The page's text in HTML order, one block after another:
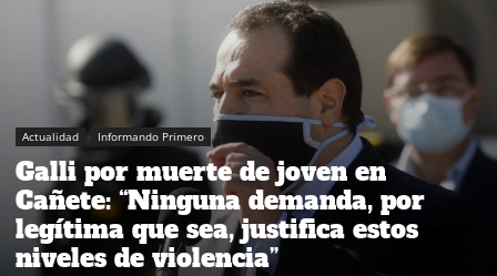
Actualidad Informando Primero
Galli por muerte de joven en
Cañete: “Ninguna demanda, por
legítima que sea, justifica estos
niveles de violencia”